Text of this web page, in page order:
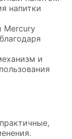
напитки
Mercury
и